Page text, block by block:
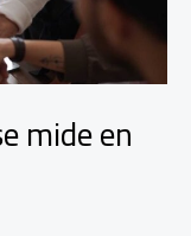
mide en